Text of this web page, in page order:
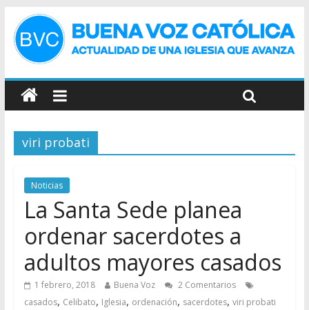
viri probati
Noticias
La Santa Sede planea
ordenar sacerdotes a
adultos mayores casados
1 febrero, 2018 Buena Voz
2 Comentarios
casados, Celibato, Iglesia, ordenación, sacerdotes, viri probati